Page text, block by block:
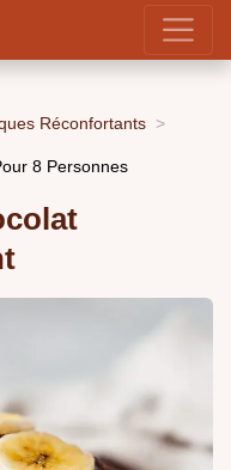
Réconfortants
8 Personnes